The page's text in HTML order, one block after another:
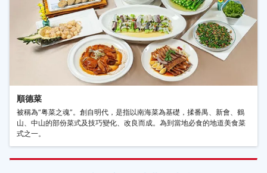
順德菜
被稱為“粤菜之魂”。創自明代，是指以南海菜為基礎，揉番禺、新會、鶴
山、中山的部份菜式及技巧變化、改良而成。為到當地必食的地道美食菜
式之一。